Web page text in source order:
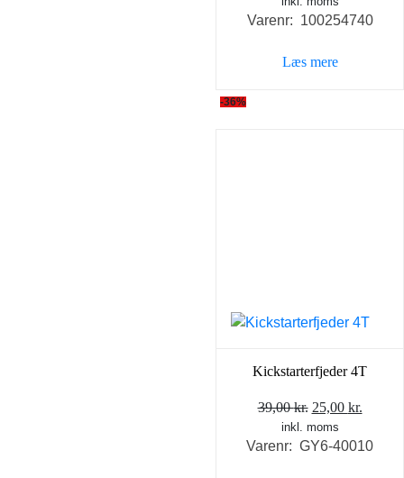
pris
275,00 kr..
pris
Varenr: 100254740
Læs mere
-36%
Kickstarterfjeder 4T
39,00kr. Den
oprindelige
pris
25,00 kr.
pris
inkl. moms
Varenr: GY6-40010